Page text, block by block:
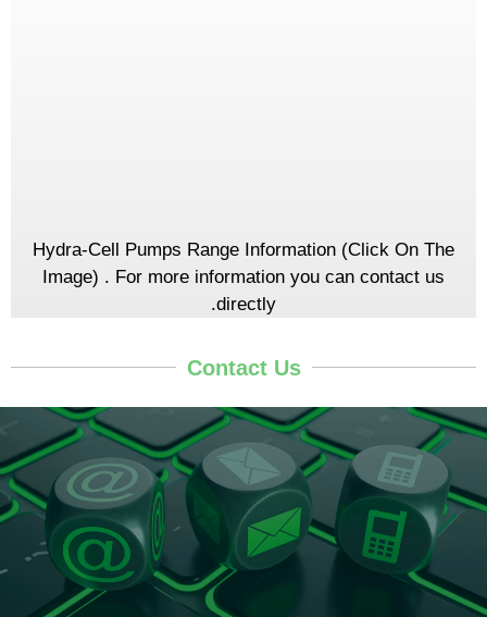
Hydra-Cell Pumps Range Information (Click On The
Image)​ . For more information you can contact us
directly.
Contact Us